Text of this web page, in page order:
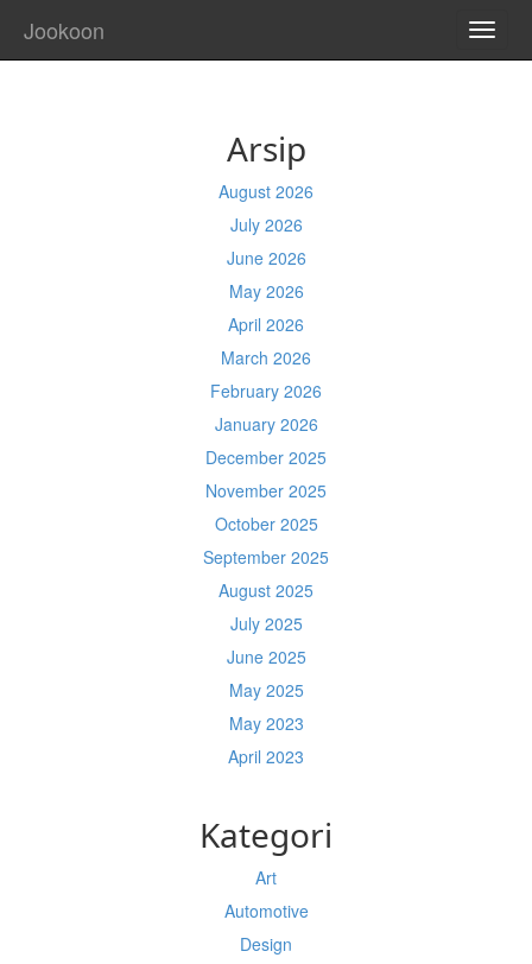
Jookoon
Arsip
August 2026
July 2026
June 2026
May 2026
April 2026
March 2026
February 2026
January 2026
December 2025
November 2025
October 2025
September 2025
August 2025
July 2025
June 2025
May 2025
May 2023
April 2023
Kategori
Art
Automotive
Design